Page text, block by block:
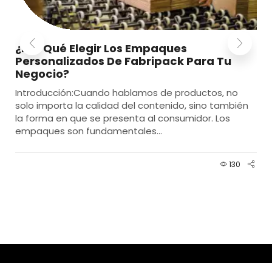
¿Por Qué Elegir Los Empaques
Personalizados De Fabripack Para Tu
Negocio?
Introducción:Cuando hablamos de productos, no
solo importa la calidad del contenido, sino también
la forma en que se presenta al consumidor. Los
empaques son fundamentales...
130